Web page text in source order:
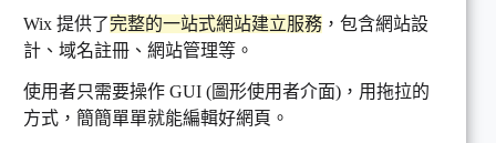
Wix 提供了完整的一站式網站建立服務 ，包含網站設
計、域名註冊、網站管理等。
使用者只需要操作 GUI (圖形使用者介面)，用拖拉的
方式，簡簡單單就能編輯好網頁。